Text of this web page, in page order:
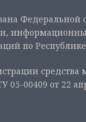
Федеральной
по Республике
средства
00409 от 22